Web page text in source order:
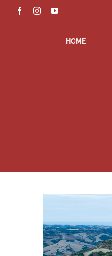
FacebookInstagramYouTube
HOME